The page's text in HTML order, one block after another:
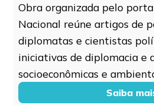
Obra organizada pelo
Nacional reúne artigos de
diplomatas e cientistas
iniciativas de diplomacia e
socioeconômicas e
Saiba